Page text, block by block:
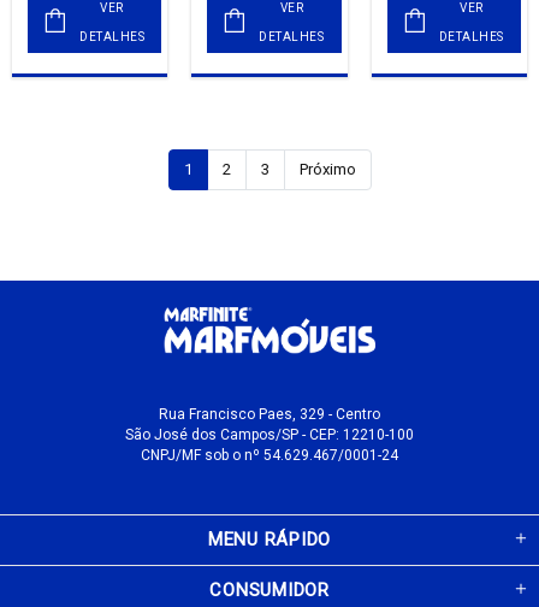
VER
DETALHES
VER
DETALHES
VER
DETALHES
1 2 3 Próximo
Rua Francisco Paes, 329 - Centro
São José dos Campos/SP - CEP: 12210-100
CNPJ/MF sob o nº 54.629.467/0001-24
MENU RÁPIDO
CONSUMIDOR